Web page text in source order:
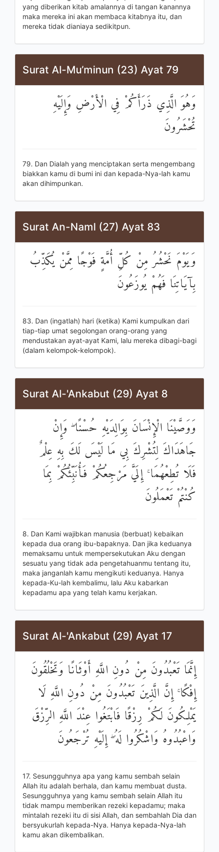
yang diberikan kitab amalannya di tangan kanannya
maka mereka ini akan membaca kitabnya itu, dan
mereka tidak dianiaya sedikitpun.
Surat Al-Mu’minun (23) Ayat 79
وَهُوَ الَّذِي ذَرَأَكُمْ فِي الْأَرْضِ وَإِلَيْهِ
تُحْشَرُونَ
79. Dan Dialah yang menciptakan serta mengembang
biakkan kamu di bumi ini dan kepada-Nya-lah kamu
akan dihimpunkan.
Surat An-Naml (27) Ayat 83
وَيَوْمَ نَحْشُرُ مِنْ كُلِّ أُمَّةٍ فَوْجًا مِمَّنْ يُكَذِّبُ
بِآيَاتِنَا فَهُمْ يُوزَعُونَ
83. Dan (ingatlah) hari (ketika) Kami kumpulkan dari
tiap-tiap umat segolongan orang-orang yang
mendustakan ayat-ayat Kami, lalu mereka dibagi-bagi
(dalam kelompok-kelompok).
Surat Al-'Ankabut (29) Ayat 8
وَوَصَّيْنَا الْإِنْسَانَ بِوَالِدَيْهِ حُسْنًا ۖ وَإِنْ
جَاهَدَاكَ لِتُشْرِكَ بِي مَا لَيْسَ لَكَ بِهِ عِلْمٌ
فَلَا تُطِعْهُمَا ۚ إِلَيَّ مَرْجِعُكُمْ فَأُنَبِّئُكُمْ بِمَا
كُنْتُمْ تَعْمَلُونَ
8. Dan Kami wajibkan manusia (berbuat) kebaikan
kepada dua orang ibu-bapaknya. Dan jika keduanya
memaksamu untuk mempersekutukan Aku dengan
sesuatu yang tidak ada pengetahuanmu tentang itu,
maka janganlah kamu mengikuti keduanya. Hanya
kepada-Ku-lah kembalimu, lalu Aku kabarkan
kepadamu apa yang telah kamu kerjakan.
Surat Al-'Ankabut (29) Ayat 17
إِنَّمَا تَعْبُدُونَ مِنْ دُونِ اللَّهِ أَوْثَانًا وَتَخْلُقُونَ
إِفْكًا ۚ إِنَّ الَّذِينَ تَعْبُدُونَ مِنْ دُونِ اللَّهِ لَا
يَمْلِكُونَ لَكُمْ رِزْقًا فَابْتَغُوا عِنْدَ اللَّهِ الرِّزْقَ
وَاعْبُدُوهُ وَاشْكُرُوا لَهُ ۖ إِلَيْهِ تُرْجَعُونَ
17. Sesungguhnya apa yang kamu sembah selain
Allah itu adalah berhala, dan kamu membuat dusta.
Sesungguhnya yang kamu sembah selain Allah itu
tidak mampu memberikan rezeki kepadamu; maka
mintalah rezeki itu di sisi Allah, dan sembahlah Dia dan
bersyukurlah kepada-Nya. Hanya kepada-Nya-lah
kamu akan dikembalikan.